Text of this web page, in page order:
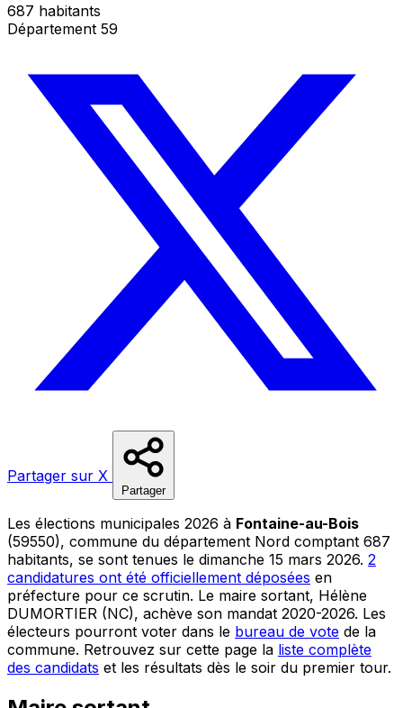
687 habitants
Département 59
Partager sur X
Partager
Les élections municipales 2026 à Fontaine-au-Bois
(59550), commune du département Nord comptant 687
habitants, se sont tenues le dimanche 15 mars 2026. 2
candidatures ont été officiellement déposées en
préfecture pour ce scrutin. Le maire sortant, Hélène
DUMORTIER (NC), achève son mandat 2020-2026. Les
électeurs pourront voter dans le bureau de vote de la
commune. Retrouvez sur cette page la liste complète
des candidats et les résultats dès le soir du premier tour.